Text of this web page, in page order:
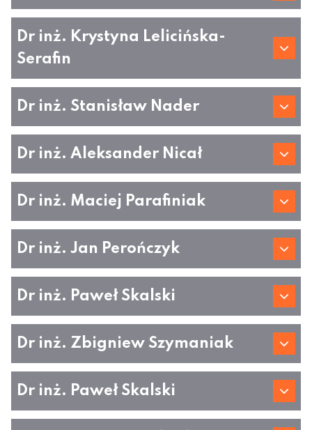
Dr inż. Krystyna Lelicińska-
Serafin
Dr inż. Stanisław Nader
Dr inż. Aleksander Nicał
Dr inż. Maciej Parafiniak
Dr inż. Jan Perończyk
Dr inż. Paweł Skalski
Dr inż. Zbigniew Szymaniak
Dr inż. Paweł Skalski